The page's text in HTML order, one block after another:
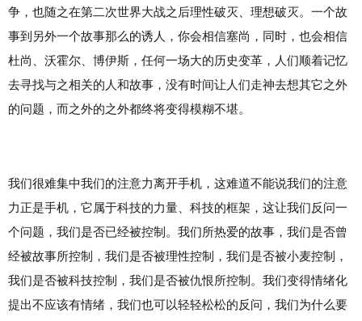
争，也随之在第二次世界大战之后理性破灭、理想破灭。一个故
事到另外一个故事那么的诱人，你会相信塞尚，同时，也会相信
杜尚、沃霍尔、博伊斯，任何一场大的历史变革，人们顺着记忆
去寻找与之相关的人和故事，没有时间让人们走神去想其它之外
的问题，而之外的之外都终将变得模糊不堪。
我们很难集中我们的注意力离开手机，这难道不能说我们的注意
力正是手机，它属于科技的力量、科技的框架，这让我们反问一
个问题，我们是否已经被控制。我们所热爱的故事，我们是否曾
经被故事所控制，我们是否被理性控制，我们是否被小麦控制，
我们是否被科技控制，我们是否被仇恨所控制。我们变得情绪化
提出不应该有情绪，我们也可以轻轻松松的反问，我们为什么要